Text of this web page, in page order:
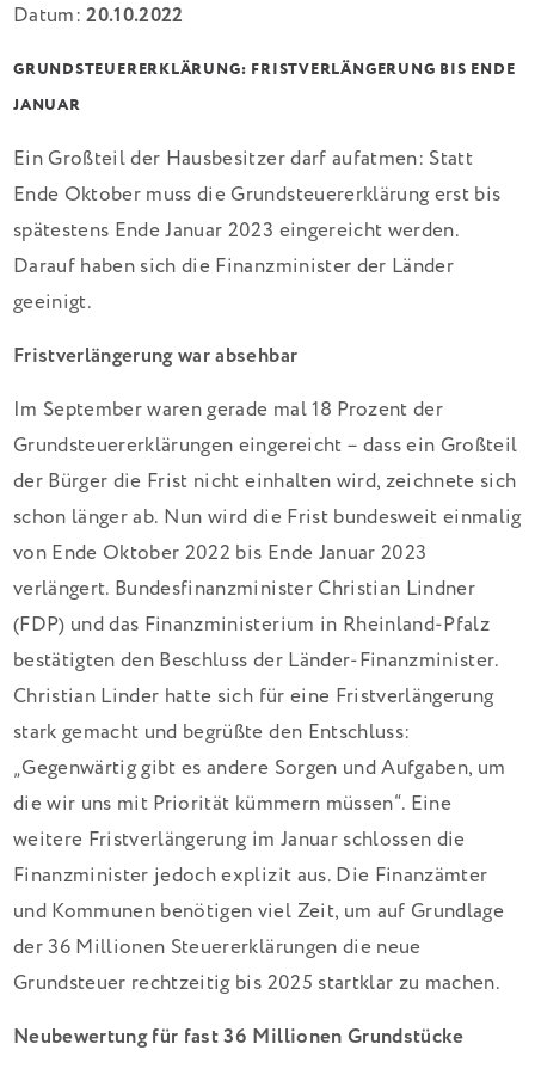
Datum:20.10.2022
GRUNDSTEUERERKLÄRUNG: FRISTVERLÄNGERUNG BIS ENDE
JANUAR
Ein Großteil der Hausbesitzer darf aufatmen: Statt
Ende Oktober muss die Grundsteuererklärung erst bis
spätestens Ende Januar 2023 eingereicht werden.
Darauf haben sich die Finanzminister der Länder
geeinigt.
Fristverlängerung war absehbar
Im September waren gerade mal 18 Prozent der
Grundsteuererklärungen eingereicht – dass ein Großteil
der Bürger die Frist nicht einhalten wird, zeichnete sich
schon länger ab. Nun wird die Frist bundesweit einmalig
von Ende Oktober 2022 bis Ende Januar 2023
verlängert. Bundesfinanzminister Christian Lindner
(FDP) und das Finanzministerium in Rheinland-Pfalz
bestätigten den Beschluss der Länder-Finanzminister.
Christian Linder hatte sich für eine Fristverlängerung
stark gemacht und begrüßte den Entschluss:
„Gegenwärtig gibt es andere Sorgen und Aufgaben, um
die wir uns mit Priorität kümmern müssen“. Eine
weitere Fristverlängerung im Januar schlossen die
Finanzminister jedoch explizit aus. Die Finanzämter
und Kommunen benötigen viel Zeit, um auf Grundlage
der 36 Millionen Steuererklärungen die neue
Grundsteuer rechtzeitig bis 2025 startklar zu machen.
Neubewertung für fast 36 Millionen Grundstücke